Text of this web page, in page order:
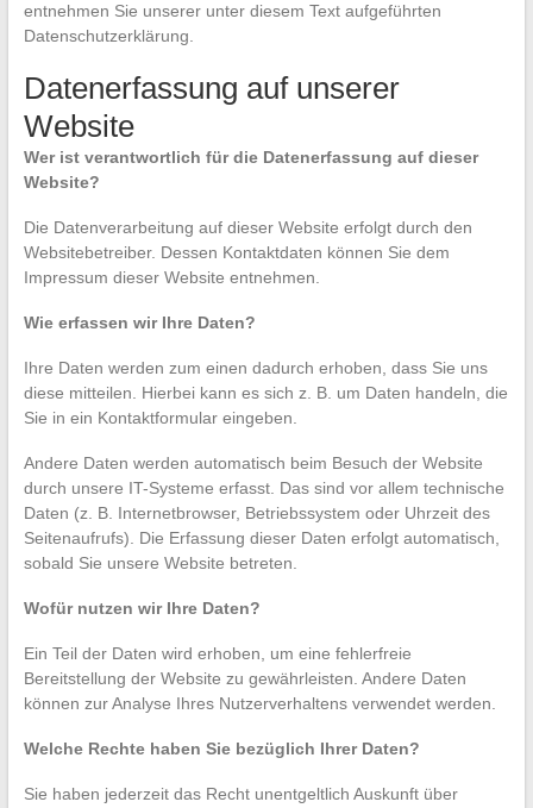
entnehmen Sie unserer unter diesem Text aufgeführten
Datenschutzerklärung.
Datenerfassung auf unserer
Website
Wer ist verantwortlich für die Datenerfassung auf dieser
Website?
Die Datenverarbeitung auf dieser Website erfolgt durch den
Websitebetreiber. Dessen Kontaktdaten können Sie dem
Impressum dieser Website entnehmen.
Wie erfassen wir Ihre Daten?
Ihre Daten werden zum einen dadurch erhoben, dass Sie uns
diese mitteilen. Hierbei kann es sich z. B. um Daten handeln, die
Sie in ein Kontaktformular eingeben.
Andere Daten werden automatisch beim Besuch der Website
durch unsere IT-Systeme erfasst. Das sind vor allem technische
Daten (z. B. Internetbrowser, Betriebssystem oder Uhrzeit des
Seitenaufrufs). Die Erfassung dieser Daten erfolgt automatisch,
sobald Sie unsere Website betreten.
Wofür nutzen wir Ihre Daten?
Ein Teil der Daten wird erhoben, um eine fehlerfreie
Bereitstellung der Website zu gewährleisten. Andere Daten
können zur Analyse Ihres Nutzerverhaltens verwendet werden.
Welche Rechte haben Sie bezüglich Ihrer Daten?
Sie haben jederzeit das Recht unentgeltlich Auskunft über